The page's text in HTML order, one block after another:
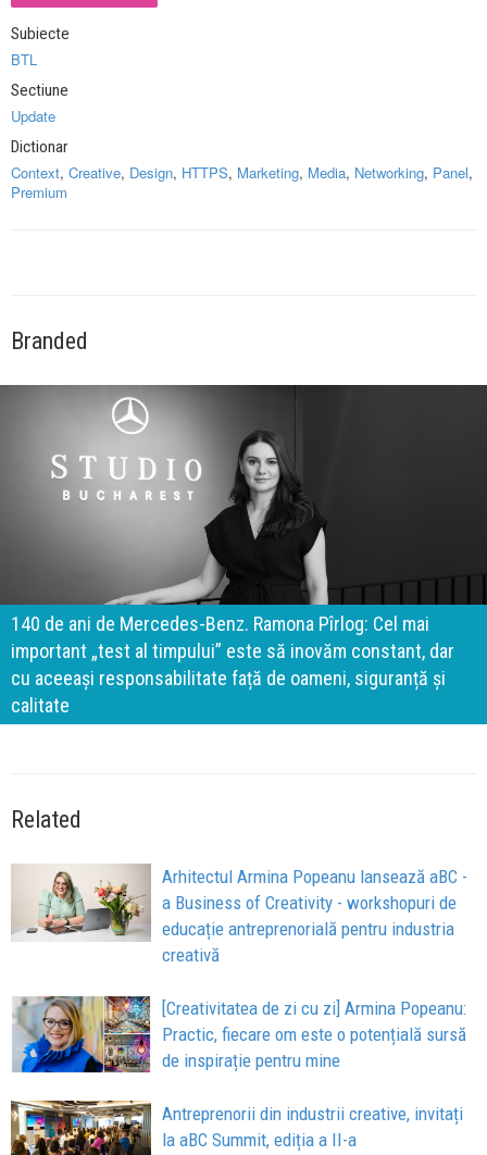
Subiecte
BTL
Sectiune
Update
Dictionar
Context, Creative, Design, HTTPS, Marketing, Media, Networking, Panel,
Premium
Branded
140 de ani de Mercedes-Benz. Ramona Pîrlog: Cel mai
important „test al timpului” este să inovăm constant, dar
cu aceeași responsabilitate față de oameni, siguranță și
calitate
Related
Arhitectul Armina Popeanu lansează aBC -
a Business of Creativity - workshopuri de
educație antreprenorială pentru industria
creativă
[Creativitatea de zi cu zi] Armina Popeanu:
Practic, fiecare om este o potențială sursă
de inspirație pentru mine
Antreprenorii din industrii creative, invitați
la aBC Summit, ediția a II-a